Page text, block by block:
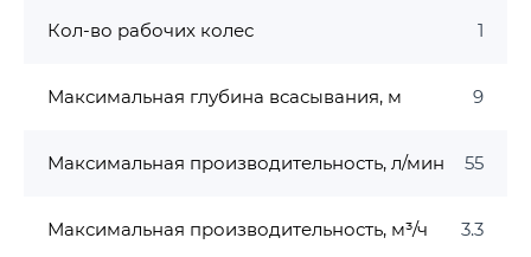
Содержание механических примесей, не
Максимальное рабочее давление: 0,7 МПа (7
Максимальная глубина всасывания: 8м.
Кол-во рабочих колес 1
Максимальная глубина всасывания, м 9
Максимальная производительность, л/мин 55
Максимальная производительность, м³/ч 3.3